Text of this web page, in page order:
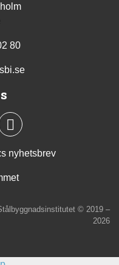
80
nyhetsbrev
© 2019 –
2026